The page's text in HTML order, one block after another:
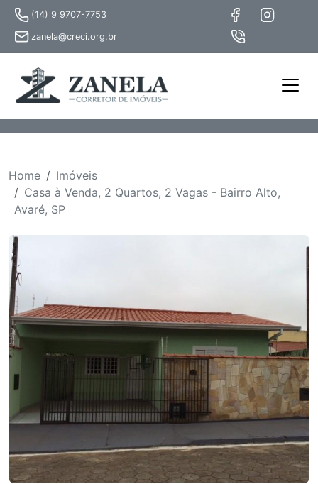
(14) 9 9707-7753
zanela@creci.org.br
Home
Imóveis
Casa à Venda, 2 Quartos, 2 Vagas - Bairro Alto,
Avaré, SP